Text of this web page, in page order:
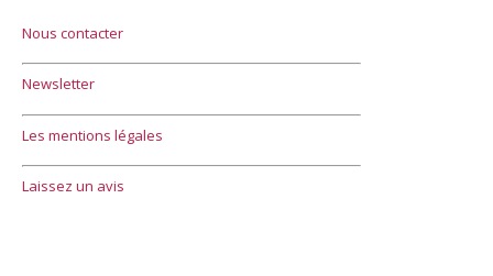
Nous contacter
Newsletter
Les mentions légales
Laissez un avis